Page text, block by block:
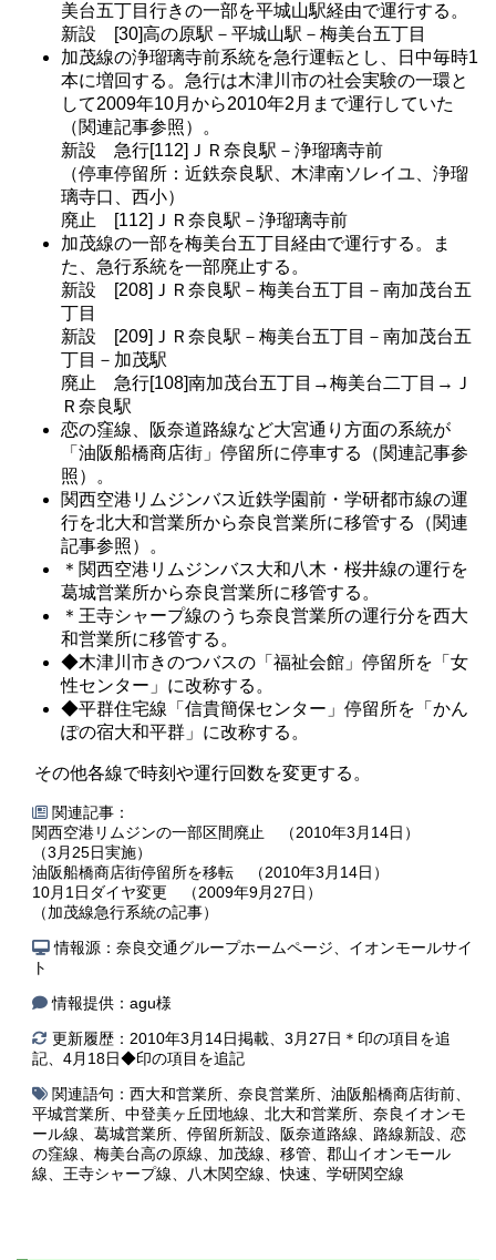
美台五丁目行きの一部を平城山駅経由で運行する。
新設 [30]高の原駅－平城山駅－梅美台五丁目
加茂線の浄瑠璃寺前系統を急行運転とし、日中毎時1
本に増回する。急行は木津川市の社会実験の一環と
して2009年10月から2010年2月まで運行していた
（関連記事参照）。
新設 急行[112]ＪＲ奈良駅－浄瑠璃寺前
（停車停留所：近鉄奈良駅、木津南ソレイユ、浄瑠
璃寺口、西小）
廃止 [112]ＪＲ奈良駅－浄瑠璃寺前
加茂線の一部を梅美台五丁目経由で運行する。ま
た、急行系統を一部廃止する。
新設 [208]ＪＲ奈良駅－梅美台五丁目－南加茂台五
丁目
新設 [209]ＪＲ奈良駅－梅美台五丁目－南加茂台五
丁目－加茂駅
廃止 急行[108]南加茂台五丁目→梅美台二丁目→Ｊ
Ｒ奈良駅
恋の窪線、阪奈道路線など大宮通り方面の系統が
「油阪船橋商店街」停留所に停車する（関連記事参
照）。
関西空港リムジンバス近鉄学園前・学研都市線の運
行を北大和営業所から奈良営業所に移管する（関連
記事参照）。
＊関西空港リムジンバス大和八木・桜井線の運行を
葛城営業所から奈良営業所に移管する。
＊王寺シャープ線のうち奈良営業所の運行分を西大
和営業所に移管する。
◆木津川市きのつバスの「福祉会館」停留所を「女
性センター」に改称する。
◆平群住宅線「信貴簡保センター」停留所を「かん
ぽの宿大和平群」に改称する。
その他各線で時刻や運行回数を変更する。
関連記事：
関西空港リムジンの一部区間廃止 （2010年3月14日）
（3月25日実施）
油阪船橋商店街停留所を移転 （2010年3月14日）
10月1日ダイヤ変更 （2009年9月27日）
（加茂線急行系統の記事）
情報源：奈良交通グループホームページ、イオンモールサイ
ト
情報提供：agu様
更新履歴：2010年3月14日掲載、3月27日＊印の項目を追
記、4月18日◆印の項目を追記
関連語句： 西大和営業所 奈良営業所 油阪船橋商店街前
平城営業所
中登美ヶ丘団地線 北大和営業所
奈良イオンモ
ール線
葛城営業所 停留所新設 阪奈道路線 路線新設
恋
の窪線
梅美台高の原線 加茂線 移管
郡山イオンモール
線
王寺シャープ線 八木関空線 、快速 学研関空線